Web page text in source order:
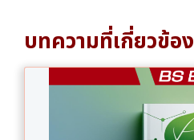
บทความที่เกี่ยวข้อง